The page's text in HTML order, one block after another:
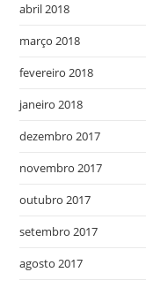
abril 2018
março 2018
fevereiro 2018
janeiro 2018
dezembro 2017
novembro 2017
outubro 2017
setembro 2017
agosto 2017